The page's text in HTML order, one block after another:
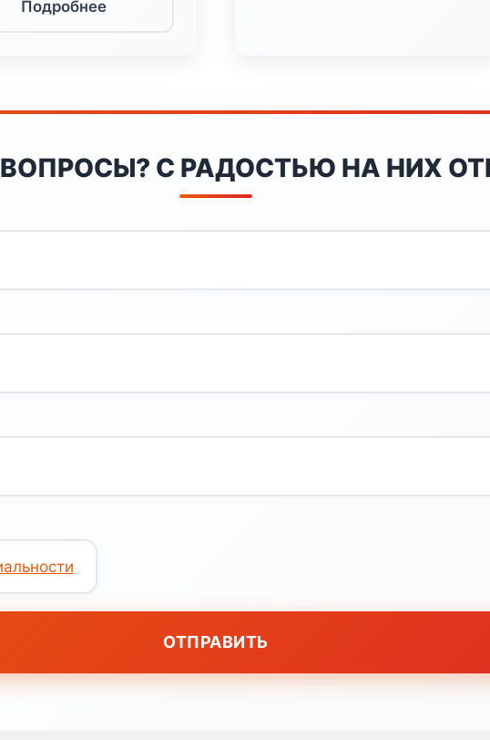
Подробнее
С РАДОСТЬЮ НА НИХ